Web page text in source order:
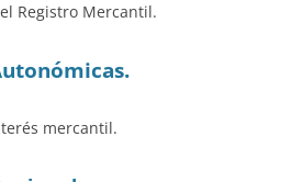
Registro Mercantil.
mercantil.